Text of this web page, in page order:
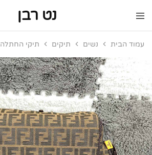
נט רבן
נט
מותגי
מותגי
עמוד הבית נשים תיקים תיקי החתלה